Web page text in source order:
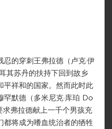
的穿刺王弗拉德（卢克·伊
其苏丹的扶持下回到故乡
平祥和的国家。然而此时此
罕默德（多米尼克·库珀 Do
弗拉德献上一千个男孩充
都将成为嗜血统治者的牺牲